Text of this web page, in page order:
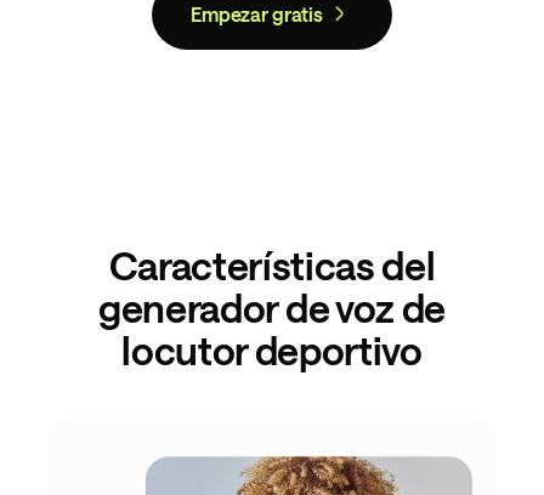
Empezar gratis
Características del
generador de voz de
locutor deportivo